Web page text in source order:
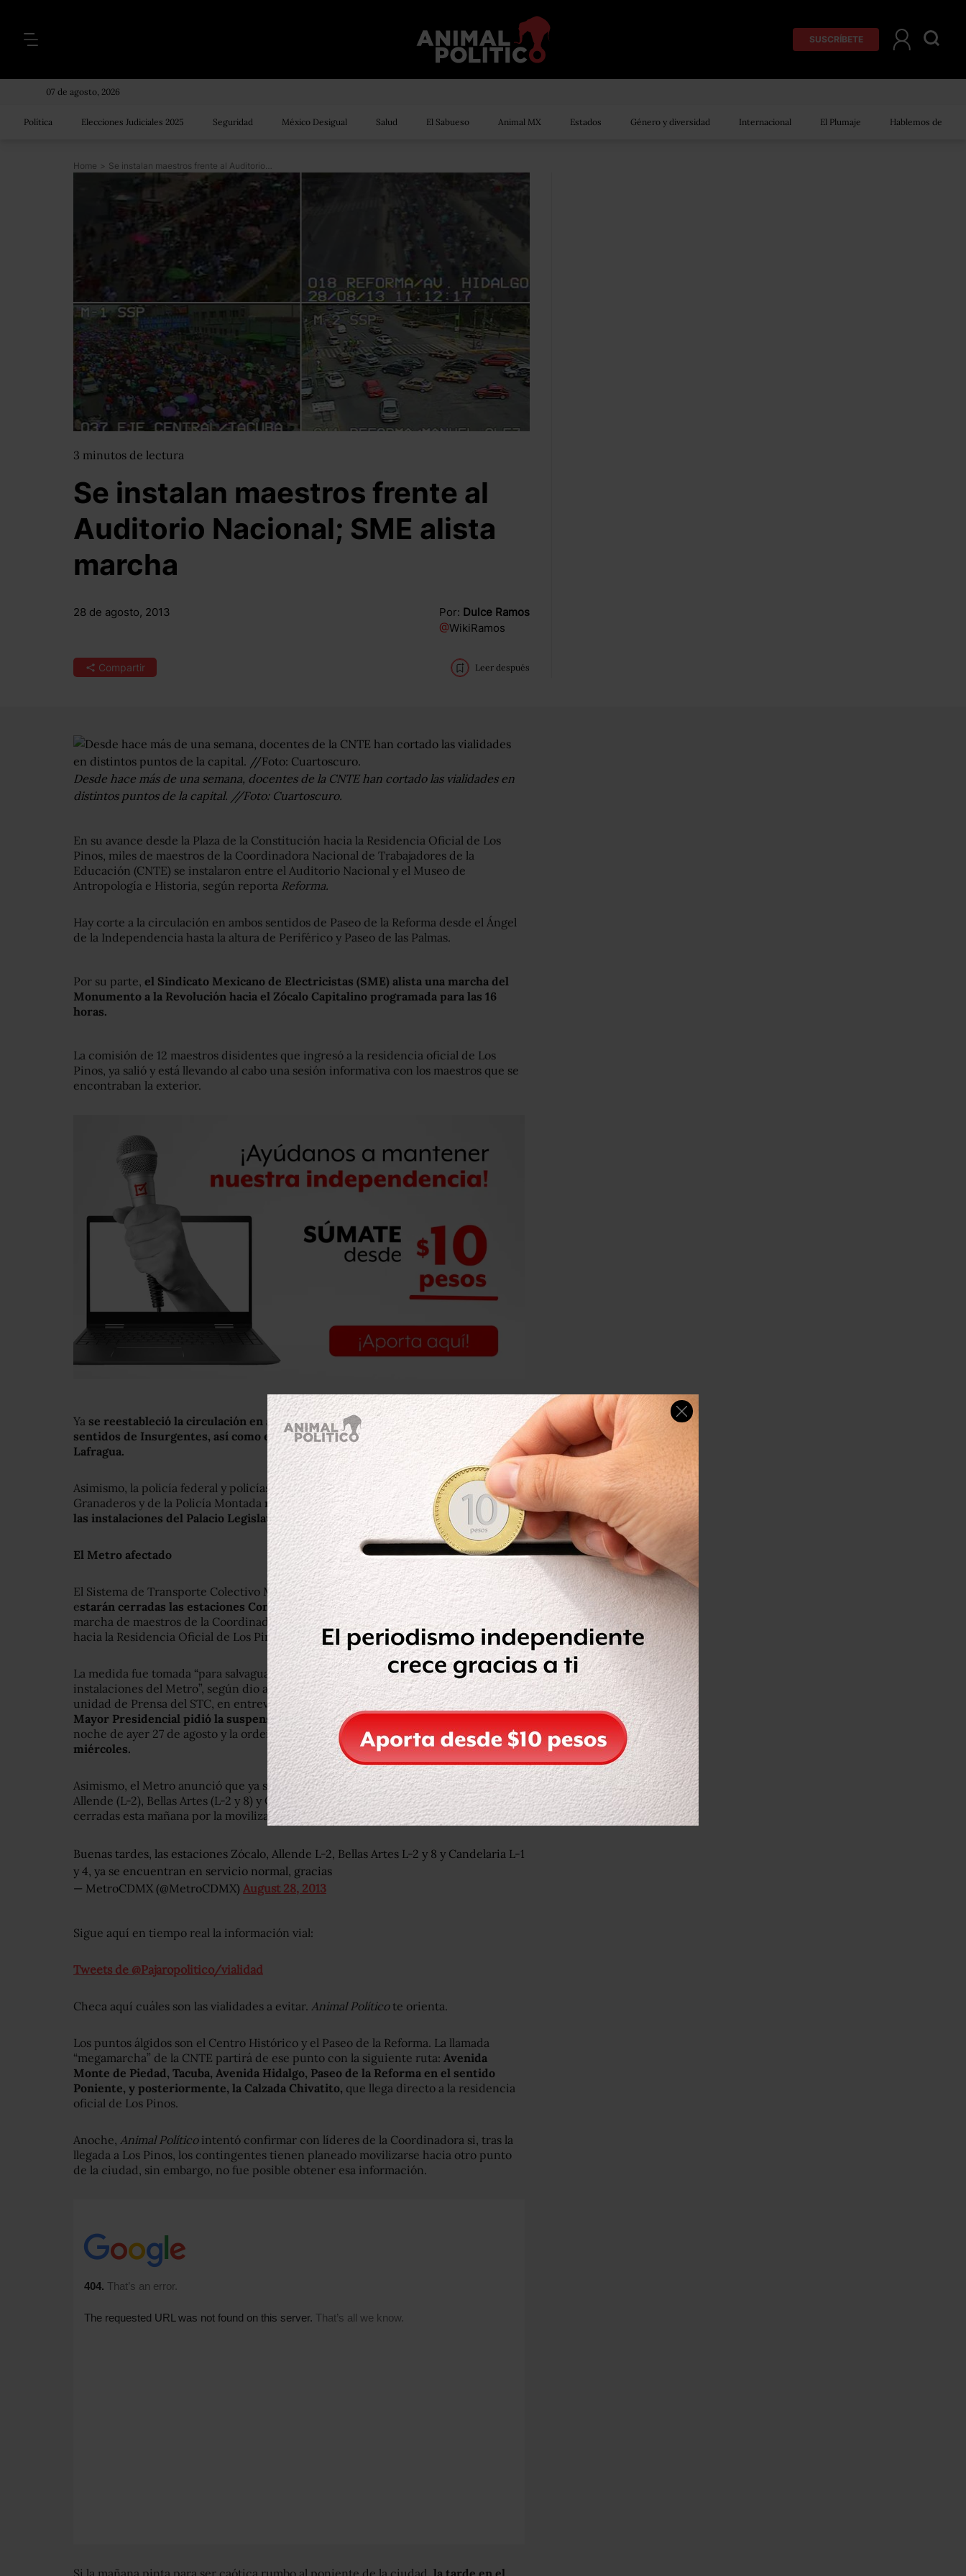
SUSCRÍBETE
07 de agosto, 2026
Política Elecciones Judiciales 2025 Seguridad México Desigual Salud El Sabueso Animal MX Estados Género y diversidad Internacional El Plumaje Hablemos de
Home > Se instalan maestros frente al Auditorio Nacional; SME alista marcha
3 minutos de lectura
Se instalan maestros frente al
Auditorio Nacional; SME alista
marcha
28 de agosto, 2013 Por: Dulce Ramos
@WikiRamos
Compartir Leer después
Desde hace más de una semana, docentes de la CNTE han cortado las vialidades en
distintos puntos de la capital. //Foto: Cuartoscuro.
En su avance desde la Plaza de la Constitución hacia la Residencia Oficial de Los
Pinos, miles de maestros de la Coordinadora Nacional de Trabajadores de la
Educación (CNTE) se instalaron entre el Auditorio Nacional y el Museo de
Antropología e Historia, según reporta Reforma.
Hay corte a la circulación en ambos sentidos de Paseo de la Reforma desde el Ángel
de la Independencia hasta la altura de Periférico y Paseo de las Palmas.
Por su parte, el Sindicato Mexicano de Electricistas (SME) alista una marcha del
Monumento a la Revolución hacia el Zócalo Capitalino programada para las 16
horas.
La comisión de 12 maestros disidentes que ingresó a la residencia oficial de Los
Pinos, ya salió y está llevando al cabo una sesión informativa con los maestros que se
encontraban la exterior.
Ya se reestableció la circulación en avenida Hidalgo, Eje Central, en ambos
sentidos de Insurgentes, así como en Paseo de la Reforma, desde Eje 2 Nte hasta
Lafragua.
Asimismo, la policía federal y policías preventivos del DF del agrupamiento de
Granaderos y de la Policía Montada reforzaron la seguridad en todos los accesos a
las instalaciones del Palacio Legislativo de San Lázaro.
El Metro afectado
El Sistema de Transporte Colectivo Metro anunció en su cuenta en Twitter que
estarán cerradas las estaciones Constituyentes y Auditorio de Línea 7, debido a la
marcha de maestros de la Coordinadora Nacional de Trabajadores de la Educación
hacia la Residencia Oficial de Los Pinos.
La medida fue tomada “para salvaguardar la integridad de los usuarios y las
instalaciones del Metro”, según dio a conocer Jorge Escalante, coordinador de la
unidad de Prensa del STC, en entrevista conMilenio; además apuntó que e l Estado
Mayor Presidencial pidió la suspensión de actividades
noche de ayer 27 de agosto y la ordenes mantenerlas cerradas durante todo este
miércoles.
Asimismo, el Metro anunció que ya se encuentran abiertas las estaciones Zócalo,
Allende (L-2), Bellas Artes (L-2 y 8) y Candelaria (L-1 y 4), las cuales estuvieron
cerradas esta mañana por la movilización magisterial.
Buenas tardes, las estaciones Zócalo, Allende L-2, Bellas Artes L-2 y 8 y Candelaria L-1
y 4, ya se encuentran en servicio normal, gracias
— MetroCDMX (@MetroCDMX) August 28, 2013
Sigue aquí en tiempo real la información vial:
Tweets de @Pajaropolitico/vialidad
Checa aquí cuáles son las vialidades a evitar. Animal Políticote orienta.
Los puntos álgidos son el Centro Histórico y el Paseo de la Reforma. La llamada
“megamarcha” de la CNTE partirá de ese punto con la siguiente ruta: Avenida
Monte de Piedad, Tacuba, Avenida Hidalgo, Paseo de la Reforma en el sentido
Poniente, y posteriormente, la Calzada Chivatito, que llega directo a la residencia
oficial de Los Pinos.
Anoche, Animal Políticointentó confirmar con líderes de la Coordinadora si, tras la
llegada a Los Pinos, los contingentes tienen planeado movilizarse hacia otro punto
de la ciudad, sin embargo, no fue posible obtener esa información.